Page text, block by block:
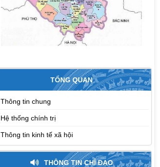
TỔNG QUAN
Thông tin chung
Hệ thống chính trị
Thông tin kinh tế xã hội
THÔNG TIN CHỈ ĐẠO